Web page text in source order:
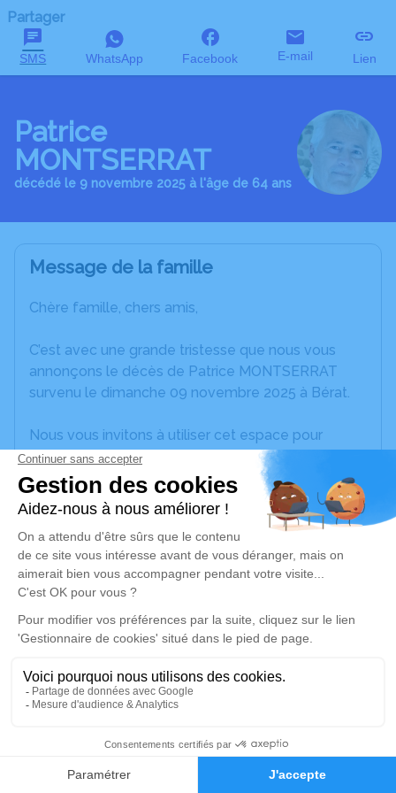
Faire-part Hommages
Partager
SMS WhatsApp Facebook E-mail Lien
Patrice
MONTSERRAT
décédé le 9 novembre 2025 à l'âge de 64 ans
Message de la famille
Chère famille, chers amis,
C’est avec une grande tristesse que nous vous
annonçons le décès de Patrice MONTSERRAT
survenu le dimanche 09 novembre 2025 à Bérat.
Nous vous invitons à utiliser cet espace pour
laisser vos condoléances, partager des photos
souvenirs, une anecdote ou exprimer vos pensées
à travers des poèmes ou des textes. Cet endroit
est un lieu d'expression dédié à honorer la
mémoire de Patrice MONTSERRAT.
Un service de plantation d’arbre hommage est
disponible ici
Crémation
Crématorium du Cantomerle de Lavernose-
Lacasse